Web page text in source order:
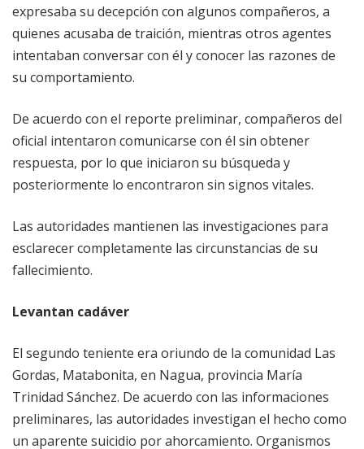
expresaba su decepción con algunos compañeros, a
quienes acusaba de traición, mientras otros agentes
intentaban conversar con él y conocer las razones de
su comportamiento.
De acuerdo con el reporte preliminar, compañeros del
oficial intentaron comunicarse con él sin obtener
respuesta, por lo que iniciaron su búsqueda y
posteriormente lo encontraron sin signos vitales.
Las autoridades mantienen las investigaciones para
esclarecer completamente las circunstancias de su
fallecimiento.
Levantan cadáver
El segundo teniente era oriundo de la comunidad Las
Gordas, Matabonita, en Nagua, provincia María
Trinidad Sánchez. De acuerdo con las informaciones
preliminares, las autoridades investigan el hecho como
un aparente suicidio por ahorcamiento. Organismos